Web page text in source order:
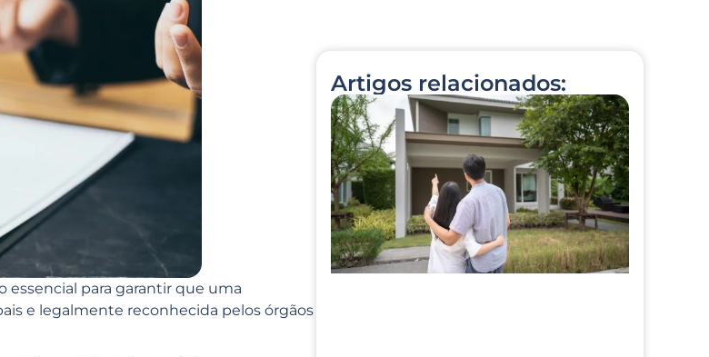
essencial para garantir que uma
e legalmente reconhecida pelos órgãos
Artigos relacionados: